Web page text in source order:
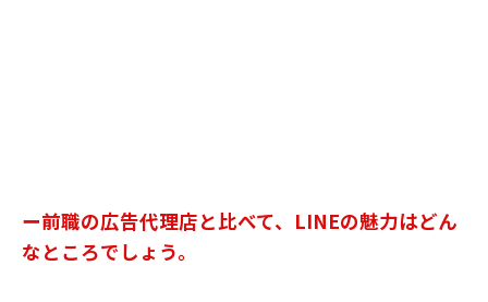
ー前職の広告代理店と比べて、LINEの魅力はどん
なところでしょう。